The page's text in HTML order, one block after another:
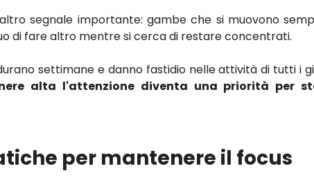
segnale importante: gambe che si muovono
di fare altro mentre si cerca di restare concentrati.
settimane e danno fastidio nelle attività di tutti i
alta l'attenzione diventa una priorità per
per mantenere il focus